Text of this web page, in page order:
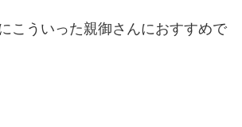
こういった親御さんにおすすめで